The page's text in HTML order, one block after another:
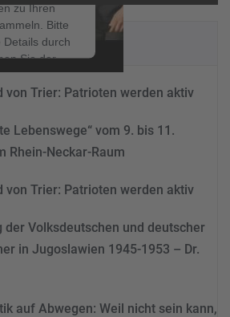
zu Ihren
Bitte
Details durch
Sie der
zu, um
anzusehen.
von Trier: Patrioten werden aktiv
Lebenswege“ vom 9. bis 11.
Rhein-Neckar-Raum
von Trier: Patrioten werden aktiv
der Volksdeutschen und deutscher
in Jugoslawien 1945-1953 – Dr.
auf Abwegen: Weil nicht sein kann,